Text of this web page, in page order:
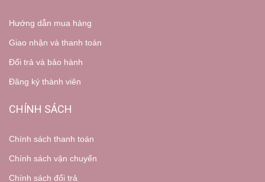
Hướng dẫn mua hàng
Giao nhận và thanh toán
Đổi trả và bảo hành
Đăng ký thành viên
CHÍNH SÁCH
Chính sách thanh toán
Chính sách vận chuyển
Chính sách đổi trả